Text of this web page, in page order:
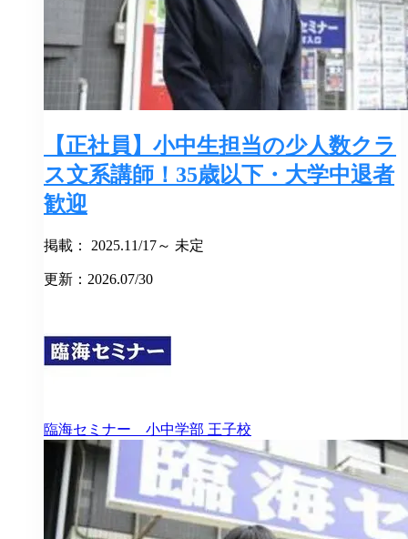
【正社員】小中生担当の少人数クラ
ス文系講師！35歳以下・大学中退者
歓迎
掲載： 2025.11/17～ 未定
更新：2026.07/30
臨海セミナー 小中学部 王子校